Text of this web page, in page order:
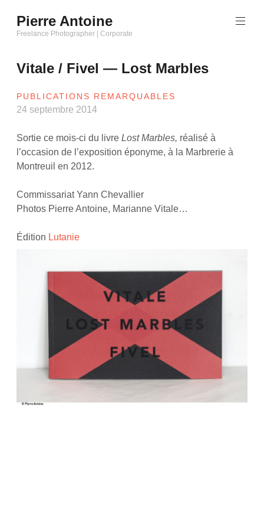
au
contenu
Pierre Antoine
Freelance Photographer | Corporate
Vitale / Fivel — Lost Marbles
PUBLICATIONS REMARQUABLES
24 septembre 2014
Sortie ce mois-ci du livreLost Marbles, réalisé à
l’occasion de l’exposition éponyme, à la Marbrerie à
Montreuil en 2012.
Commissariat Yann Chevallier
Photos Pierre Antoine, Marianne Vitale…
Édition Lutanie